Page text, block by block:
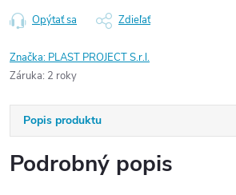
Opýtať sa Zdieľať
Značka: PLAST PROJECT S.r.l.
Záruka: 2 roky
Popis produktu
Podrobný popis